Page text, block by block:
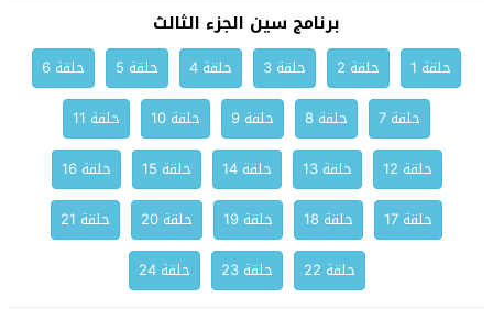
برنامج سين الجزء الثالث
حلقة 1 حلقة 2 حلقة 3 حلقة 4 حلقة 5
حلقة 6
حلقة 7
حلقة 8 حلقة 9 حلقة 10
حلقة 11
حلقة 12
حلقة 13 حلقة 14 حلقة 15
حلقة 16
حلقة 17
حلقة 18 حلقة 19 حلقة 20
حلقة 21
حلقة 22
حلقة 23 حلقة 24